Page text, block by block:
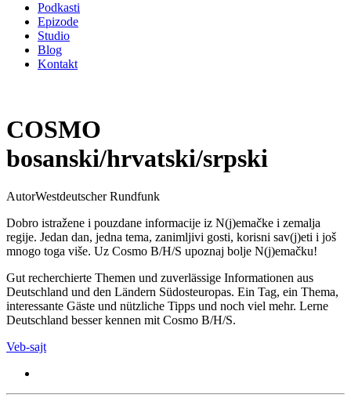
Podkasti
Epizode
Studio
Blog
Kontakt
COSMO
bosanski/hrvatski/srpski
AutorWestdeutscher Rundfunk
Dobro istražene i pouzdane informacije iz N(j)emačke i zemalja
regije. Jedan dan, jedna tema, zanimljivi gosti, korisni sav(j)eti i još
mnogo toga više. Uz Cosmo B/H/S upoznaj bolje N(j)emačku!
Gut recherchierte Themen und zuverlässige Informationen aus
Deutschland und den Ländern Südosteuropas. Ein Tag, ein Thema,
interessante Gäste und nützliche Tipps und noch viel mehr. Lerne
Deutschland besser kennen mit Cosmo B/H/S.
Veb-sajt